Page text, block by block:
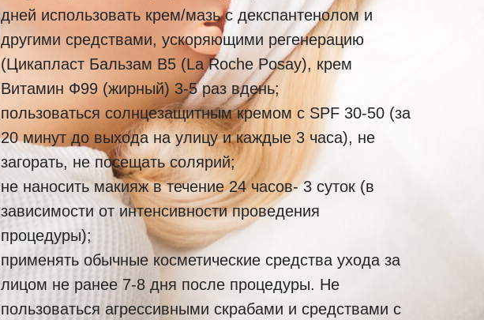
дней использовать крем/мазь с декспантенолом и
другими средствами, ускоряющими регенерацию
(Цикапласт Бальзам В5 (La Roche Posay), крем
Витамин Ф99 (жирный) 3-5 раз вдень;
пользоваться солнцезащитным кремом с SPF 30-50 (за
20 минут до выхода на улицу и каждые 3 часа), не
загорать, не посещать солярий;
не наносить макияж в течение 24 часов- 3 суток (в
зависимости от интенсивности проведения
процедуры);
применять обычные косметические средства ухода за
лицом не ранее 7-8 дня после процедуры. Не
пользоваться агрессивными скрабами и средствами с